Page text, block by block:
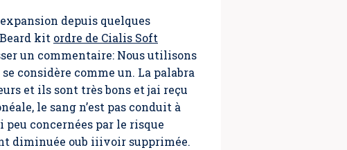
depuis quelques
kit ordre de Cialis Soft
un commentaire: Nous utilisons
considère comme un. La palabra
et ils sont très bons et jai reçu
le sang n’est pas conduit à
concernées par le risque
diminuée oub iiivoir supprimée.